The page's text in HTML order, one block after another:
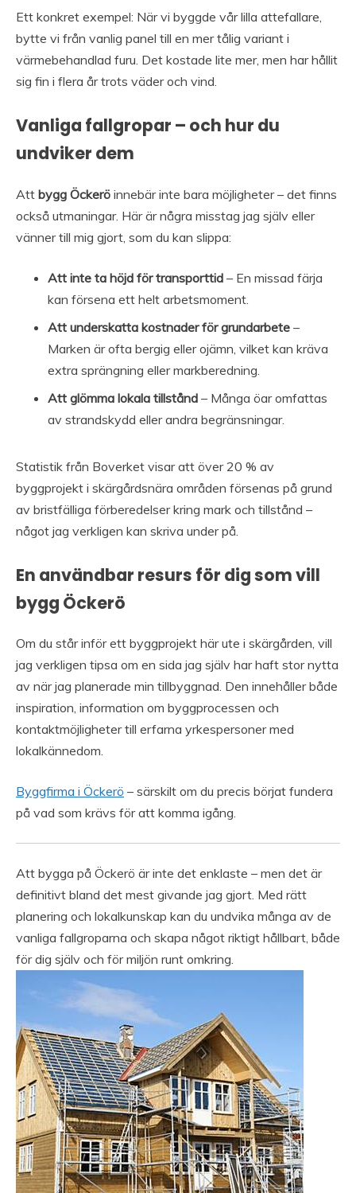
Ett konkret exempel: När vi byggde vår lilla attefallare,
bytte vi från vanlig panel till en mer tålig variant i
värmebehandlad furu. Det kostade lite mer, men har hållit
sig fin i flera år trots väder och vind.
Vanliga fallgropar – och hur du
undviker dem
Att bygg Öckerö innebär inte bara möjligheter – det finns
också utmaningar. Här är några misstag jag själv eller
vänner till mig gjort, som du kan slippa:
Att inte ta höjd för transporttid – En missad färja
kan försena ett helt arbetsmoment.
Att underskatta kostnader för grundarbete –
Marken är ofta bergig eller ojämn, vilket kan kräva
extra sprängning eller markberedning.
Att glömma lokala tillstånd – Många öar omfattas
av strandskydd eller andra begränsningar.
Statistik från Boverket visar att över 20 % av
byggprojekt i skärgårdsnära områden försenas på grund
av bristfälliga förberedelser kring mark och tillstånd –
något jag verkligen kan skriva under på.
En användbar resurs för dig som vill
bygg Öckerö
Om du står inför ett byggprojekt här ute i skärgården, vill
jag verkligen tipsa om en sida jag själv har haft stor nytta
av när jag planerade min tillbyggnad. Den innehåller både
inspiration, information om byggprocessen och
kontaktmöjligheter till erfarna yrkespersoner med
lokalkännedom.
Byggfirma i Öckerö – särskilt om du precis börjat fundera
på vad som krävs för att komma igång.
Att bygga på Öckerö är inte det enklaste – men det är
definitivt bland det mest givande jag gjort. Med rätt
planering och lokalkunskap kan du undvika många av de
vanliga fallgroparna och skapa något riktigt hållbart, både
för dig själv och för miljön runt omkring.